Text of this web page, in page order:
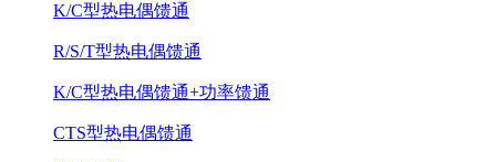
K/C型热电偶馈通
R/S/T型热电偶馈通
K/C型热电偶馈通+功率馈通
CTS型热电偶馈通